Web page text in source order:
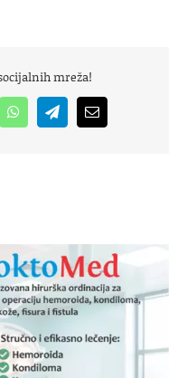
mreža!
WhatsAppTelegramEmail